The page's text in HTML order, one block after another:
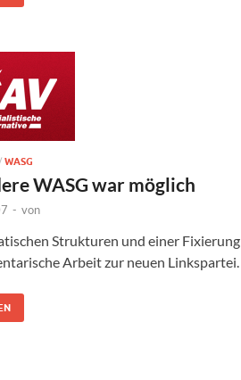
/ WASG
WASG war möglich
- von
Strukturen und einer Fixierung
Arbeit zur neuen Linkspartei.